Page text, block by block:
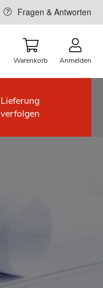
Fragen & Antworten
Warenkorb Anmelden
Lieferung
verfolgen